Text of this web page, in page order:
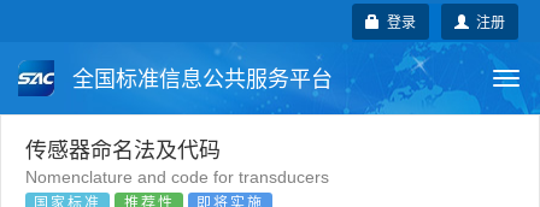
注册
登录
全国标准信息公共服务平台
国家标准
传感器命名法及代码
Nomenclature and code for transducers
国家标准 推荐性 即将实施